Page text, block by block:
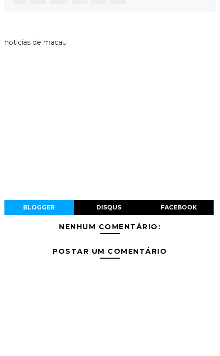
noticias de macau
BLOGGER DISQUS FACEBOOK
NENHUM COMENTÁRIO:
POSTAR UM COMENTÁRIO